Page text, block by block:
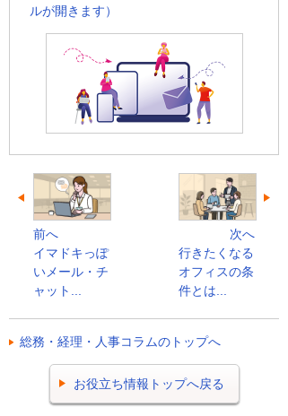
ルが開きます）
前へ
イマドキっぽ
いメール・チ
ャット...
次へ
行きたくなる
オフィスの条
件とは...
総務・経理・人事コラムのトップへ
お役立ち情報トップへ戻る